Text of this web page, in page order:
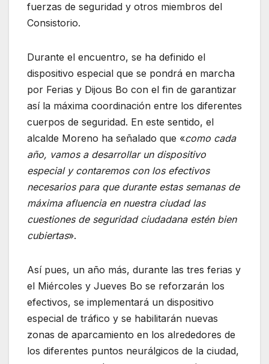
fuerzas de seguridad y otros miembros del
Consistorio.
Durante el encuentro, se ha definido el
dispositivo especial que se pondrá en marcha
por Ferias y Dijous Bo con el fin de garantizar
así la máxima coordinación entre los diferentes
cuerpos de seguridad. En este sentido, el
alcalde Moreno ha señalado que «como cada
año, vamos a desarrollar un dispositivo
especial y contaremos con los efectivos
necesarios para que durante estas semanas de
máxima afluencia en nuestra ciudad las
cuestiones de seguridad ciudadana estén bien
cubiertas».
Así pues, un año más, durante las tres ferias y
el Miércoles y Jueves Bo se reforzarán los
efectivos, se implementará un dispositivo
especial de tráfico y se habilitarán nuevas
zonas de aparcamiento en los alrededores de
los diferentes puntos neurálgicos de la ciudad,